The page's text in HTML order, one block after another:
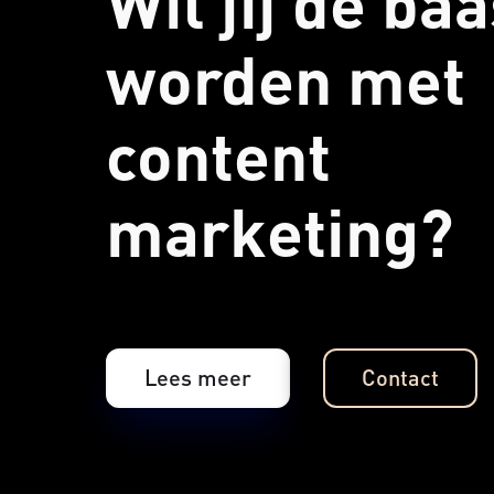
worden met
content
marketing?
Lees meer Contact